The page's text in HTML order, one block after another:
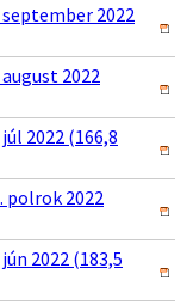
2022
2022
2022 (166,8
polrok 2022
2022 (183,5